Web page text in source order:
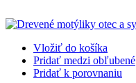
Vložiť do košíka
Pridať medzi obľubené
Pridať k porovnaniu